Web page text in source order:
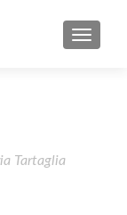
Tartaglia